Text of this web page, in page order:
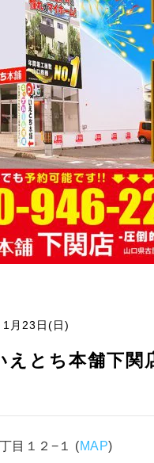
1月23日(日)
とち本舗下関
目１２−１ (MAP)